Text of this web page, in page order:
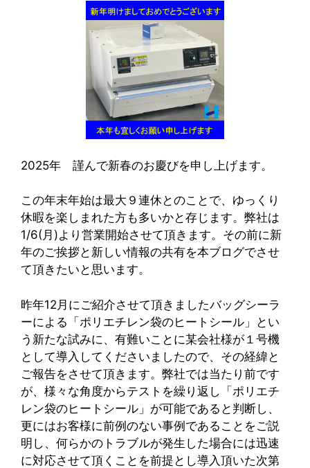
2025年 謹んで新春のお慶びを申し上げます。
この年末年始は最大９連休とのことで、ゆっくり
休暇を楽しまれた方も多いかと存じます。弊社は
1/6(月)より営業開始させて頂きます。その前に新
年のご挨拶と新しい情報の共有を本ブログでさせ
て頂きたいと思います。
昨年12月にご紹介させて頂きましたバッグシーラ
ーによる「ポリエチレン袋のヒートシール」とい
う新たな試みに、有難いことに某会社様が１号機
として導入してくださいましたので、その経緯と
ご報告をさせて頂きます。弊社では当たり前です
が、様々な角度からテストを繰り返し「ポリエチ
レン袋のヒートシール」が可能であると判断し、
更にはお客様に前例のない事例であることをご説
明し、何らかのトラブルが発生した場合には迅速
に対応させて頂くことを前提とし導入頂いた次第